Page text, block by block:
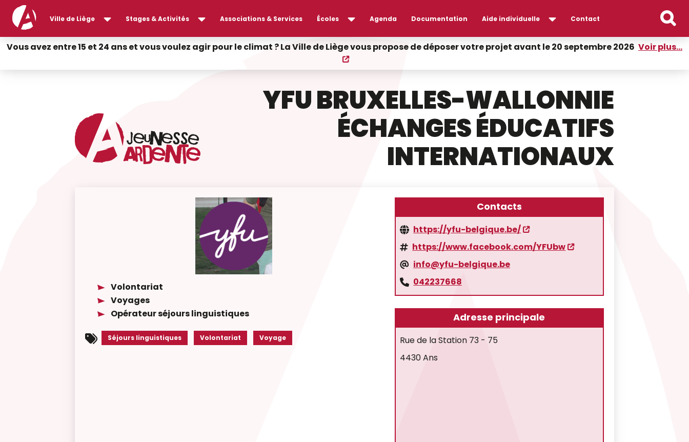
Ville de Liège Stages & Activités Associations & Services Écoles Agenda Documentation Aide individuelle Contact
Vous avez entre 15 et 24 ans et vous voulez agir pour le climat ? La Ville de Liège vous propose de déposer votre projet avant le 20 septembre 2026 Voir plus...
YFU BRUXELLES-WALLONNIE
ÉCHANGES ÉDUCATIFS
INTERNATIONAUX
Volontariat
Voyages
Opérateur séjours linguistiques
Séjours linguistiques Volontariat Voyage
Contacts
https://yfu-belgique.be/
https://www.facebook.com/YFUbw
info@yfu-belgique.be
042237668
Adresse principale
Rue de la Station 73 - 75
4430 Ans